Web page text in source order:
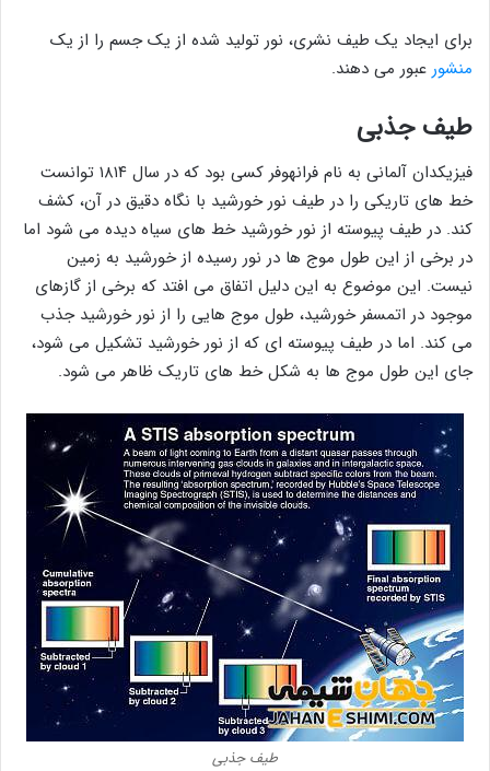
برای ایجاد یک طیف نشری، نور تولید شده از یک جسم را از یک
منشور عبور می دهند.
طیف جذبی
فیزیکدان آلمانی به نام فرانهوفر کسی بود که در سال ۱۸۱۴ توانست
خط های تاریکی را در طیف نور خورشید با نگاه دقیق در آن، کشف
کند. در طیف پیوسته از نور خورشید خط های سیاه دیده می شود اما
در برخی از این طول موج ها در نور رسیده از خورشید به زمین
نیست. این موضوع به این دلیل اتفاق می افتد که برخی از گازهای
موجود در اتمسفر خورشید، طول موج هایی را از نور خورشید جذب
می کند. اما در طیف پیوسته ای که از نور خورشید تشکیل می شود،
جای این طول موج ها به شکل خط های تاریک ظاهر می شود.
طیف جذبی